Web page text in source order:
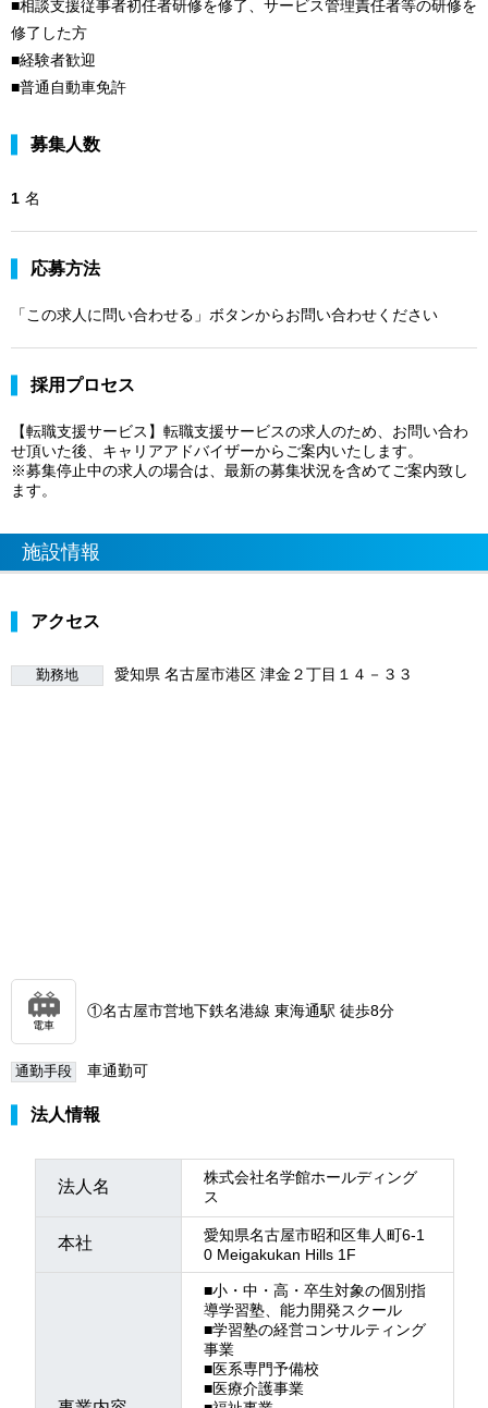
■相談支援従事者初任者研修を修了、サービス管理責任者等の研修を
修了した方
■経験者歓迎
■普通自動車免許
募集人数
1 名
応募方法
「この求人に問い合わせる」ボタンからお問い合わせください
採用プロセス
【転職支援サービス】転職支援サービスの求人のため、お問い合わ
せ頂いた後、キャリアアドバイザーからご案内いたします。
※募集停止中の求人の場合は、最新の募集状況を含めてご案内致し
ます。
施設情報
アクセス
勤務地 愛知県 名古屋市港区 津金２丁目１４－３３
電車
①名古屋市営地下鉄名港線 東海通駅 徒歩8分
通勤手段 車通勤可
法人情報
法人名
株式会社名学館ホールディング
ス
本社
愛知県名古屋市昭和区隼人町6-1
0 Meigakukan Hills 1F
■小・中・高・卒生対象の個別指
導学習塾、能力開発スクール
■学習塾の経営コンサルティング
事業
■医系専門予備校
■医療介護事業